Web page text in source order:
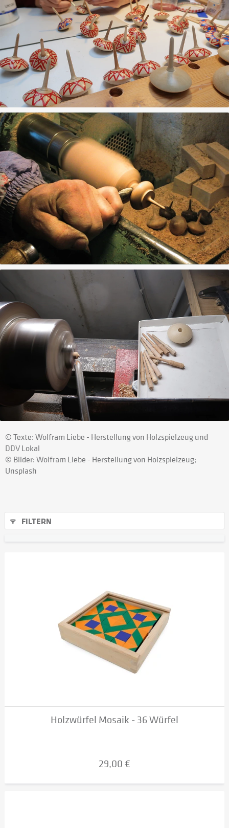
© Texte: Wolfram Liebe - Herstellung von Holzspielzeug und
DDV Lokal
© Bilder: Wolfram Liebe - Herstellung von Holzspielzeug;
Unsplash
FILTERN
Holzwürfel Mosaik - 36 Würfel
29,00 €